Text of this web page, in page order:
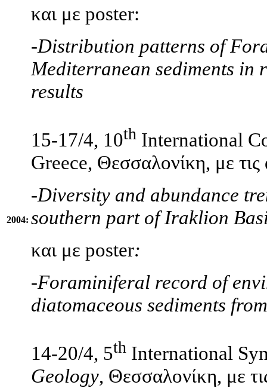
και με poster:
-Distribution patterns of
Mediterranean sediments
results
2004:
15-17/4, 10th International
Greece, Θεσσαλονίκη, με τις
-Diversity and abundance
southern part of Iraklion
και με poster:
-Foraminiferal record of
diatomaceous sediments
14-20/4, 5th International
Geology, Θεσσαλονίκη, με